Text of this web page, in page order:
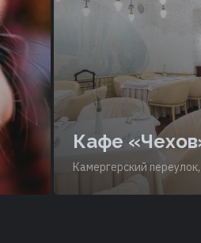
Кафе
Камергерский